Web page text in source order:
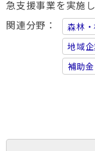
急支援事業を実施
関連分野
森林
地域
補助